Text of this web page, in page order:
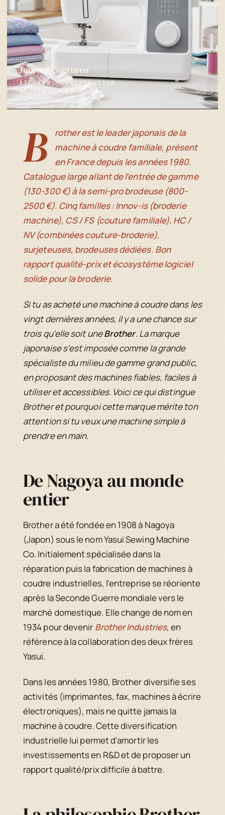
Journal Coutureo
ATELIER · INSPIRATION ·
SAVOIR-FAIRE
B
rother est le leader japonais de la
machine à coudre familiale, présent
en France depuis les années 1980.
Catalogue large allant de l'entrée de gamme
(130-300 €) à la semi-pro brodeuse (800-
2500 €). Cinq familles : Innov-is (broderie
machine), CS / FS (couture familiale), HC /
NV (combinées couture-broderie),
surjeteuses, brodeuses dédiées. Bon
rapport qualité-prix et écosystème logiciel
solide pour la broderie.
Si tu as acheté une machine à coudre dans les
vingt dernières années, il y a une chance sur
trois qu'elle soit uneBrother. La marque
japonaise s'est imposée comme la grande
spécialiste du milieu de gamme grand public,
en proposant des machines fiables, faciles à
utiliser et accessibles. Voici ce qui distingue
Brother et pourquoi cette marque mérite ton
attention si tu veux une machine simple à
prendre en main.
De Nagoya au monde
entier
Brother a été fondée en 1908 à Nagoya
(Japon) sous le nom Yasui Sewing Machine
Co. Initialement spécialisée dans la
réparation puis la fabrication de machines à
coudre industrielles, l'entreprise se réoriente
après la Seconde Guerre mondiale vers le
marché domestique. Elle change de nom en
1934 pour devenir Brother Industries, en
référence à la collaboration des deux frères
Yasui.
Dans les années 1980, Brother diversifie ses
activités (imprimantes, fax, machines à écrire
électroniques), mais ne quitte jamais la
machine à coudre. Cette diversification
industrielle lui permet d'amortir les
investissements en R&D et de proposer un
rapport qualité/prix difficile à battre.